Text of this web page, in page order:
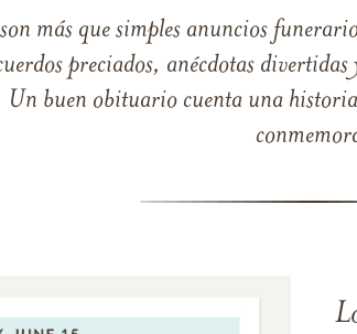
más que simples anuncios
preciados, anécdotas
Un buen obituario cuenta una